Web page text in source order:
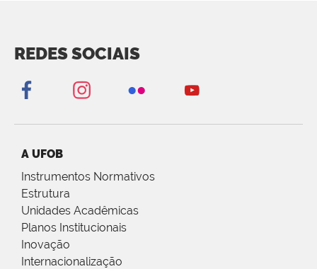
REDES SOCIAIS
A UFOB
Instrumentos Normativos
Estrutura
Unidades Acadêmicas
Planos Institucionais
Inovação
Internacionalização